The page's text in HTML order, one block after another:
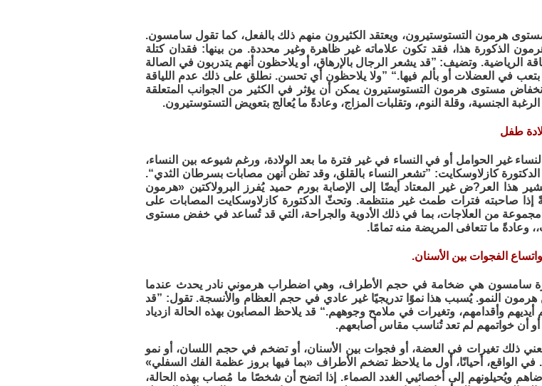
هرمون التستوستيرون، ويعتقد الكثيرون منهم ذلك بالفعل، كما تقول سامسون.
الذكورة هذا، فقد تكون علاماته غير ظاهرة وغير محددة. من بينها: فقدان كتلة
الرياضية. وتضيف: ”قد يشعر الرجال بالإرهاق، أو يلاحظون أنهم يتدربون في الصالة
بتعب في العضلات أو بألم فيها.“ ”ولا يلاحظون أي تحسن. نطلق على ذلك عدم اللياقة
مستوى هرمون التستوستيرون يمكن أن يؤثر في الكثير من الجوانب المتعلقة
الجنسية، وقلة النوم، وتقلبات المزاج، وعادةً ما يُعالج بتعويض التستوستيرون.
النساء غير الحوامل أو في النساء في غير فترة ما بعد الولادة، ورغم شيوعه بين النساء،
الدكتورة كازلاوسكايت: ”تشعر النساء بالقلق، وقد تظن أنهن مصابات بسرطان الثدي“.
هذا العر?ض غير المعتاد أيضًا إلى الإصابة بورم حميد يُفرز البرولاكتين «هرمون
إذا صاحبته فترات طمث غير منتظمة. وتحثّ الدكتورة كازلاوسكايت المصابات على
من العلاجات، بما في ذلك الأدوية والجراحة، التي قد تُساعد في خفض مستوى
وعادةً ما تتعافى المريضة منه تمامًا.
سامسون هي ضخامة في حجم الأطراف، وهي اضطراب هرموني نادر يحدث عندما
هرمون النمو. يُسبب هذا نموًا تدريجيًا غير عادي في حجم العظام والأنسجة. تقول: ”قد
وأقدامهم، وتغيرات في ملامح وجوههم.“ قد يلاحظ المصابون بهذه الحالة ازدياد
أن خواتمهم لم تعد تُناسب مقاس أصابعهم.
ذلك تغيرات في العضة، أو فجوات بين الأسنان، أو تضخم في حجم اللسان، أو نمو
أحيانًا، أول ما يلاحظ تضخم الأطراف «بما فيها بروز عظمة الفك السفلي»
ويُحيلونهم إلى أخصائيي الغدد الصماء. إذا اتضح أن شخصًا ما مُصاب بهذه الحالة،